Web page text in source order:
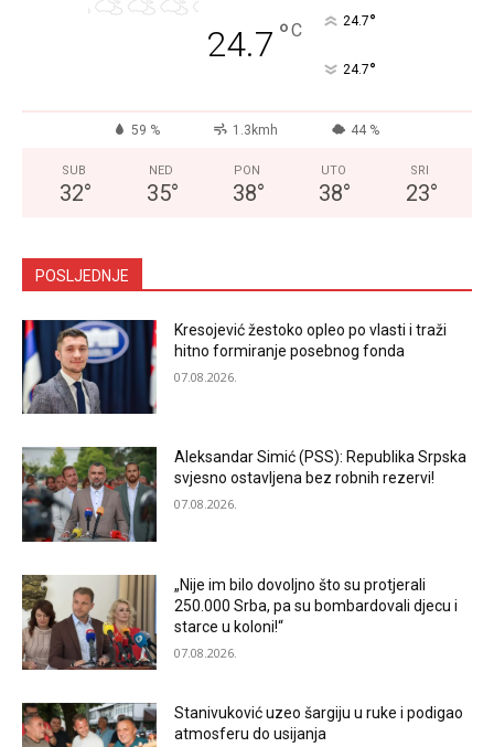
24.7 °C 24.7°
24.7°
59 % 1.3kmh 44 %
SUB
32°
NED
35°
PON
38°
UTO
38°
SRI
23°
POSLJEDNJE
Kresojević žestoko opleo po vlasti i traži
hitno formiranje posebnog fonda
07.08.2026.
Aleksandar Simić (PSS): Republika Srpska
svjesno ostavljena bez robnih rezervi!
07.08.2026.
„Nije im bilo dovoljno što su protjerali
250.000 Srba, pa su bombardovali djecu i
starce u koloni!“
07.08.2026.
Stanivuković uzeo šargiju u ruke i podigao
atmosferu do usijanja